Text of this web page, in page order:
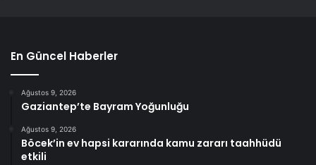
En Güncel Haberler
Ağustos 9, 2026
Gaziantep’te Bayram Yoğunluğu
Ağustos 9, 2026
Böcek’in ev hapsi kararında kamu zararı taahhüdü
etkili